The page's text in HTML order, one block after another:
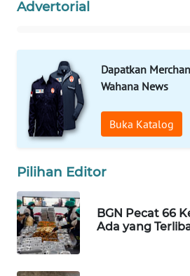
Advertorial
Dapatkan
Wahana News
Buka Katalog
Pilihan Editor
BGN Pecat 66
Ada yang
WAHANANEWS
NET
WAHANA
SPORT
UMKM
WAHANA
SELEB